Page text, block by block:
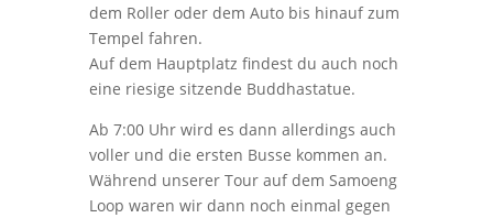
dem Roller oder dem Auto bis hinauf zum
Tempel fahren.
Auf dem Hauptplatz findest du auch noch
eine riesige sitzende Buddhastatue.
Ab 7:00 Uhr wird es dann allerdings auch
voller und die ersten Busse kommen an.
Während unserer Tour auf dem Samoeng
Loop waren wir dann noch einmal gegen